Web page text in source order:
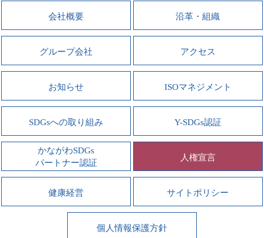
会社概要 沿革・組織
グループ会社 アクセス
お知らせ ISOマネジメント
SDGsへの取り組み Y-SDGs認証
かながわSDGs
パートナー認証
人権宣言
健康経営 サイトポリシー
個人情報保護方針